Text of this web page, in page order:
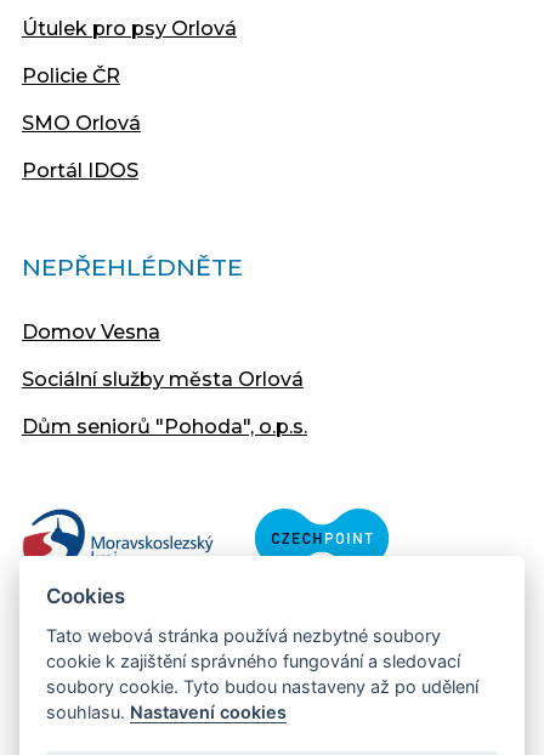
Útulek pro psy Orlová
Policie ČR
SMO Orlová
Portál IDOS
NEPŘEHLÉDNĚTE
Domov Vesna
Sociální služby města Orlová
Dům seniorů "Pohoda", o.p.s.
Copyright © 2013 - 2026 Městský úřad Orlová
Cookies
Tato webová stránka používá nezbytné soubory
cookie k zajištění správného fungování a sledovací
soubory cookie. Tyto budou nastaveny až po udělení
souhlasu. Nastavení cookies